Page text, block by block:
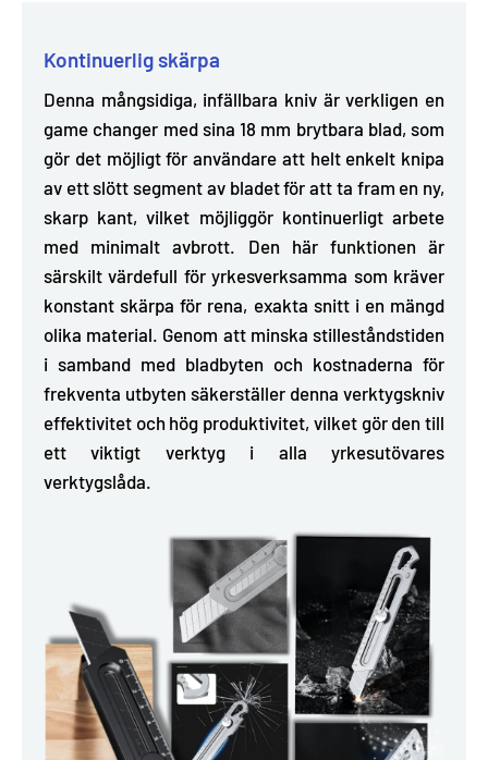
Kontinuerlig skärpa
Denna mångsidiga, infällbara kniv är verkligen en
game changer med sina 18 mm brytbara blad, som
gör det möjligt för användare att helt enkelt knipa
av ett slött segment av bladetför att ta fram en ny,
skarp kant, vilket möjliggör kontinuerligt arbete
med minimalt avbrott. Den här funktionen är
särskilt värdefull för yrkesverksamma som kräver
konstant skärpa för rena, exakta snitt i en mängd
olika material. Genom att minska stilleståndstiden
i samband med bladbyten och kostnaderna för
frekventa utbyten säkerställer denna verktygskniv
effektivitet och hög produktivitet, vilket gör den till
ett viktigt verktyg i alla yrkesutövares
verktygslåda.